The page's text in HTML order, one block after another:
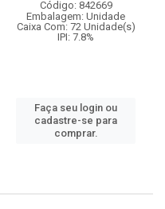
Código: 842669
Embalagem: Unidade
Caixa Com: 72 Unidade(s)
IPI: 7.8%
Faça seu login ou
cadastre-se para
comprar.